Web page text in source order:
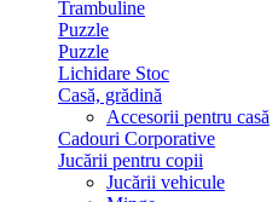
Trambuline
Puzzle
Puzzle
Lichidare Stoc
Casă, grădină
Accesorii pentru casă
Cadouri Corporative
Jucării pentru copii
Jucării vehicule